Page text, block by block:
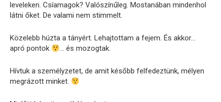
leveleken. Csíamagok? Valószínűleg. Mostanában mindenhol
látni őket. De valami nem stimmelt.
Közelebb húzta a tányért. Lehajtottam a fejem. És akkor…
apró pontok
… és mozogtak.
Hívtuk a személyzetet, de amit később felfedeztünk, mélyen
megrázott minket.